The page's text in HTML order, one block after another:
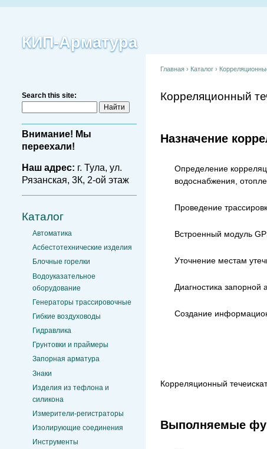
КИП-Арматура
Search this site:
Внимание! Мы
переехали!
Наш адрес: г. Тула, ул.
Рязанская, 3К, 2-ой этаж
Каталог
Автоматика
Асбестотехнические изделия
Блочные горелки
Водоуказательное
оборудование
Генераторы трассировочные
Гибкие воздуховоды
Гидравлика
Грунтовки и праймеры
Запорная арматура
Знаки
Изделия из тефлона и
силикона
Измерители-регистраторы
Изолирующие соединения
Инструменты
Главная › Каталог ›
Корреляционный
Назначение
Определение
водоснабжения,
Проведение
Встроенный модуль
Уточнение местам
Диагностика запорной
Создание
Корреляционный
Выполняемые